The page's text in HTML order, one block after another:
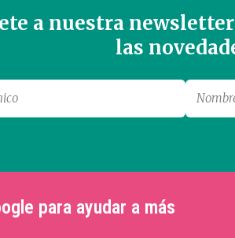
a nuestra
las
para ayudar a más